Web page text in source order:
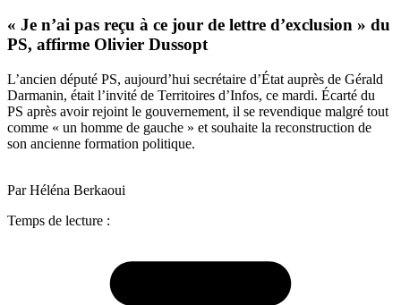
« Je n’ai pas reçu à ce jour de lettre d’exclusion » du
PS, affirme Olivier Dussopt
L’ancien député PS, aujourd’hui secrétaire d’État auprès de Gérald
Darmanin, était l’invité de Territoires d’Infos, ce mardi. Écarté du
PS après avoir rejoint le gouvernement, il se revendique malgré tout
comme « un homme de gauche » et souhaite la reconstruction de
son ancienne formation politique.
Par Héléna Berkaoui
Temps de lecture :